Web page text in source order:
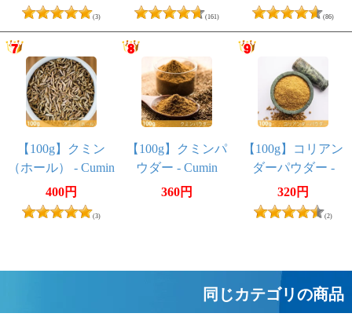
(3) (161) (86)
【100g】クミン
（ホール） - Cumin
Whole
400円
(3)
【100g】クミンパ
ウダー - Cumin
Powder
360円
【100g】コリアン
ダーパウダー -
Coriander Powder
320円
(2)
同じカテゴリの商品